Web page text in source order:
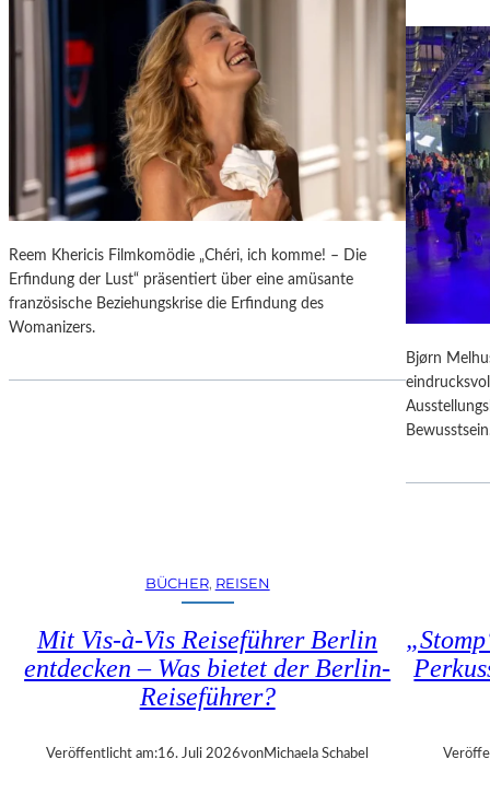
E
R
,
T
E
R
M
I
N
E
U
D
R
E
I
E
E
T
E
R
S
„
E
R
S
T
E
L
E
E
S
E
K
N
E
G
A
Reem Khericis Filmkomödie „Chéri, ich komme! – Die
Erfindung der Lust“ präsentiert über eine amüsante
französische Beziehungskrise die Erfindung des
Womanizers.
Bjørn
BÜCHER, REISEN
Mit Vis-à-Vis Reiseführer Berlin
entdecken – Was bietet der Berlin-
Reiseführer?
Veröffentlicht am:16. Juli 2026vonMichaela Schabel